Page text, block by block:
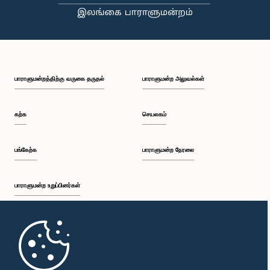
பி.ப. 1:43 - பி.ப. 1:53
பி.ப. 2:01 - பி.ப. 2:12
பி.ப. 2:20 - பி.ப. 2:29
பாராளுமன்றத்திற்கு வருகை தருதல்
கற்க
பங்கேற்க
பாராளுமன்ற உறுப்பினர்கள்
முதற்பக்கம்
பாராளுமன்ற அலுவல்கள்
செயலகம்
பாராளுமன்ற நேரலை